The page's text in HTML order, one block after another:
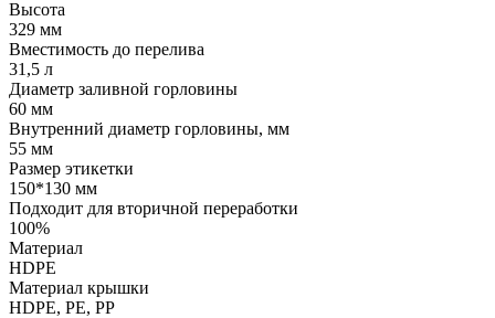
Высота
329 мм
Вместимость до перелива
31,5 л
Диаметр заливной горловины
60 мм
Внутренний диаметр горловины, мм
55 мм
Размер этикетки
150*130 мм
Подходит для вторичной переработки
100%
Материал
HDPE
Материал крышки
HDPE, РE, РР